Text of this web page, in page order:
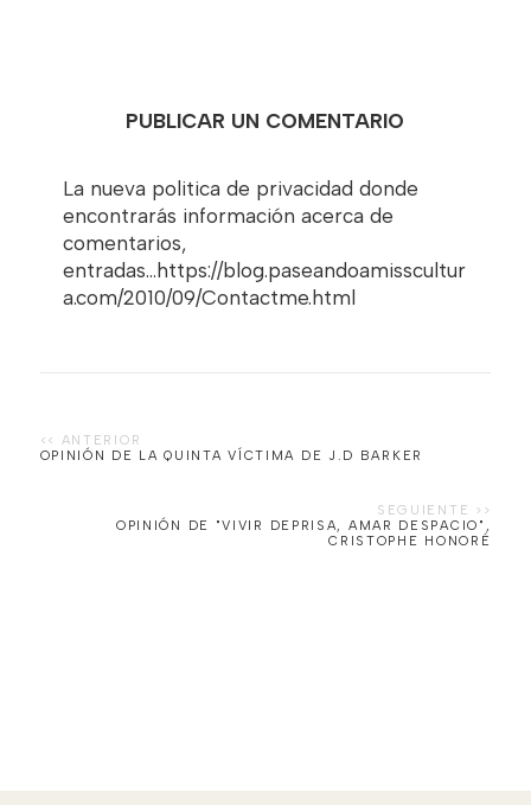
PUBLICAR UN COMENTARIO
La nueva politica de privacidad donde
encontrarás información acerca de
comentarios,
entradas...https://blog.paseandoamisscultur
a.com/2010/09/Contactme.html
OPINIÓN DE LA QUINTA VÍCTIMA DE J.D BARKER
OPINIÓN DE "VIVIR DEPRISA, AMAR DESPACIO",
CRISTOPHE HONORÉ